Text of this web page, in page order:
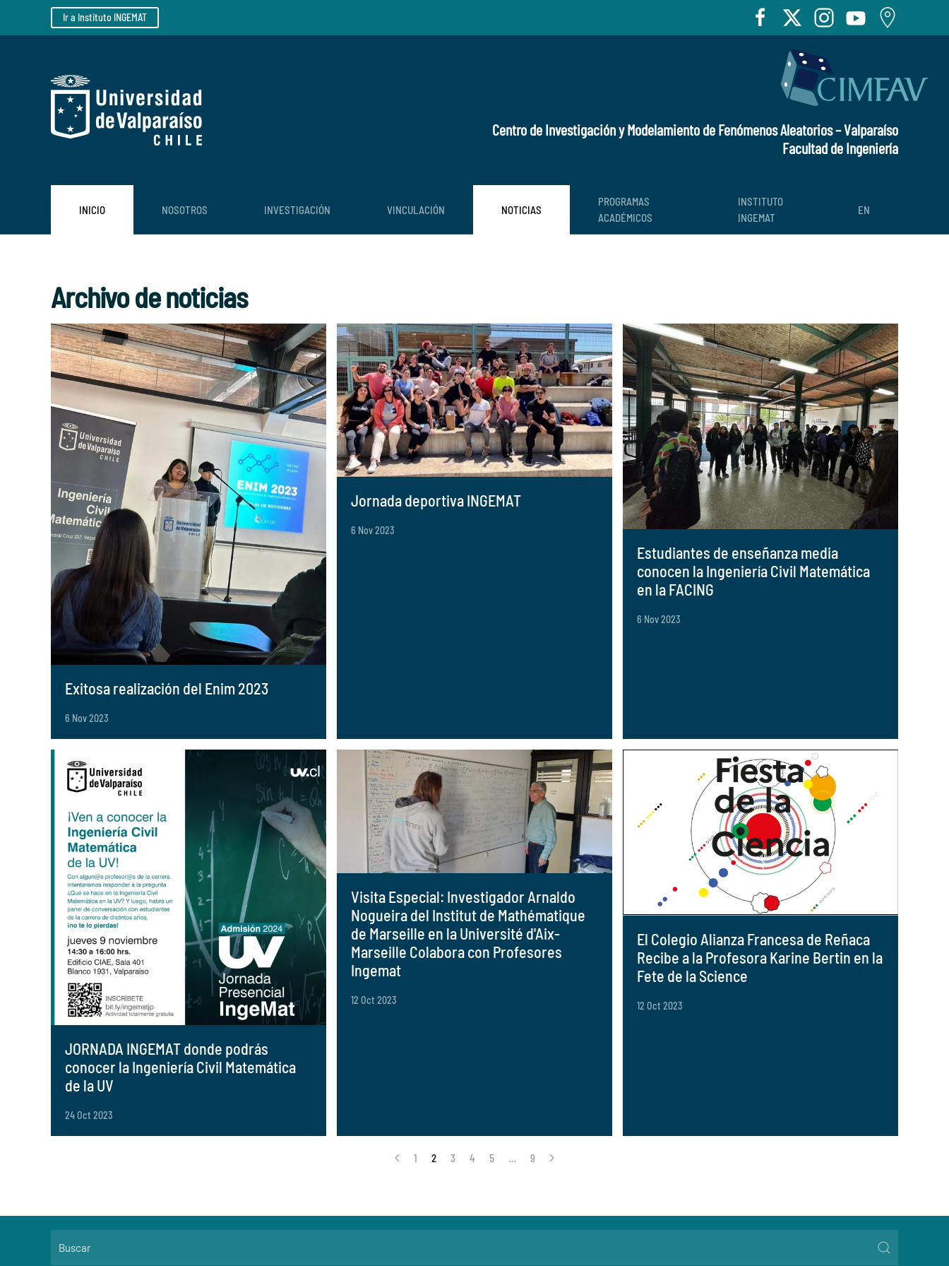
Skip to main content
Ir a Instituto INGEMAT
Centro de Investigación y Modelamiento de Fenómenos Aleatorios – Valparaíso
Facultad de Ingeniería
INICIO NOSOTROS INVESTIGACIÓN VINCULACIÓN NOTICIAS
PROGRAMAS
ACADÉMICOS
INSTITUTO
INGEMAT
EN
Archivo de noticias
Exitosa realización del Enim 2023
6 Nov 2023
Jornada deportiva INGEMAT
6 Nov 2023
Estudiantes de enseñanza media
conocen la Ingeniería Civil Matemática
en la FACING
6 Nov 2023
JORNADA INGEMAT donde podrás
conocer la Ingeniería Civil Matemática
de la UV
24 Oct 2023
Visita Especial: Investigador Arnaldo
Nogueira del Institut de Mathématique
de Marseille en la Université d'Aix-
Marseille Colabora con Profesores
Ingemat
12 Oct 2023
El Colegio Alianza Francesa de Reñaca
Recibe a la Profesora Karine Bertin en la
Fete de la Science
12 Oct 2023
1 2 3 4 5 … 9